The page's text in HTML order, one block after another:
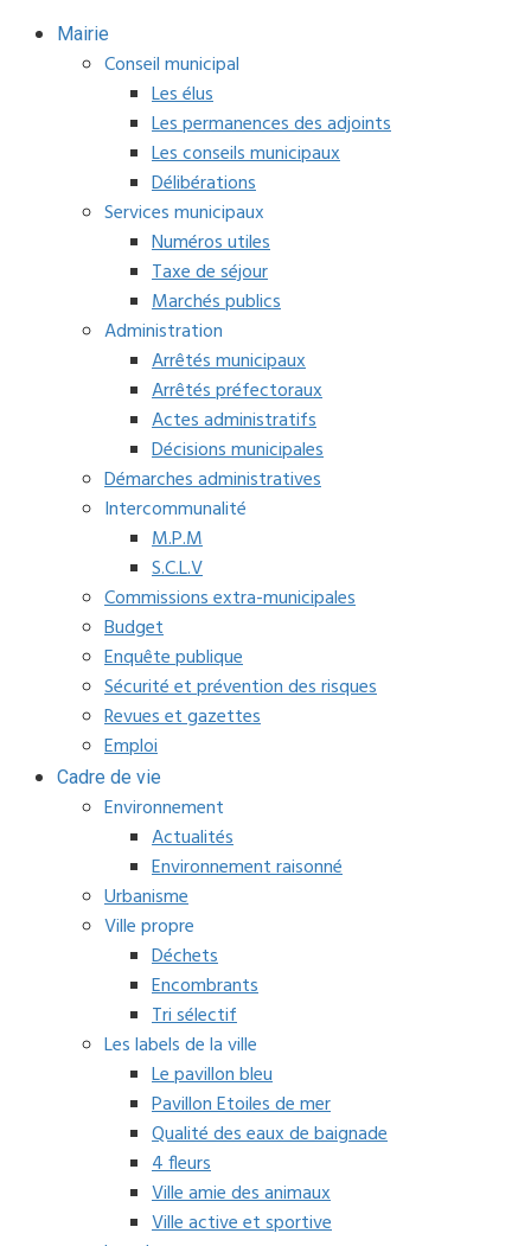
Mairie
Conseil municipal
Les élus
Les permanences des adjoints
Les conseils municipaux
Délibérations
Services municipaux
Numéros utiles
Taxe de séjour
Marchés publics
Administration
Arrêtés municipaux
Arrêtés préfectoraux
Actes administratifs
Décisions municipales
Démarches administratives
Intercommunalité
M.P.M
S.C.L.V
Commissions extra-municipales
Budget
Enquête publique
Sécurité et prévention des risques
Revues et gazettes
Emploi
Cadre de vie
Environnement
Actualités
Environnement raisonné
Urbanisme
Ville propre
Déchets
Encombrants
Tri sélectif
Les labels de la ville
Le pavillon bleu
Pavillon Etoiles de mer
Qualité des eaux de baignade
4 fleurs
Ville amie des animaux
Ville active et sportive